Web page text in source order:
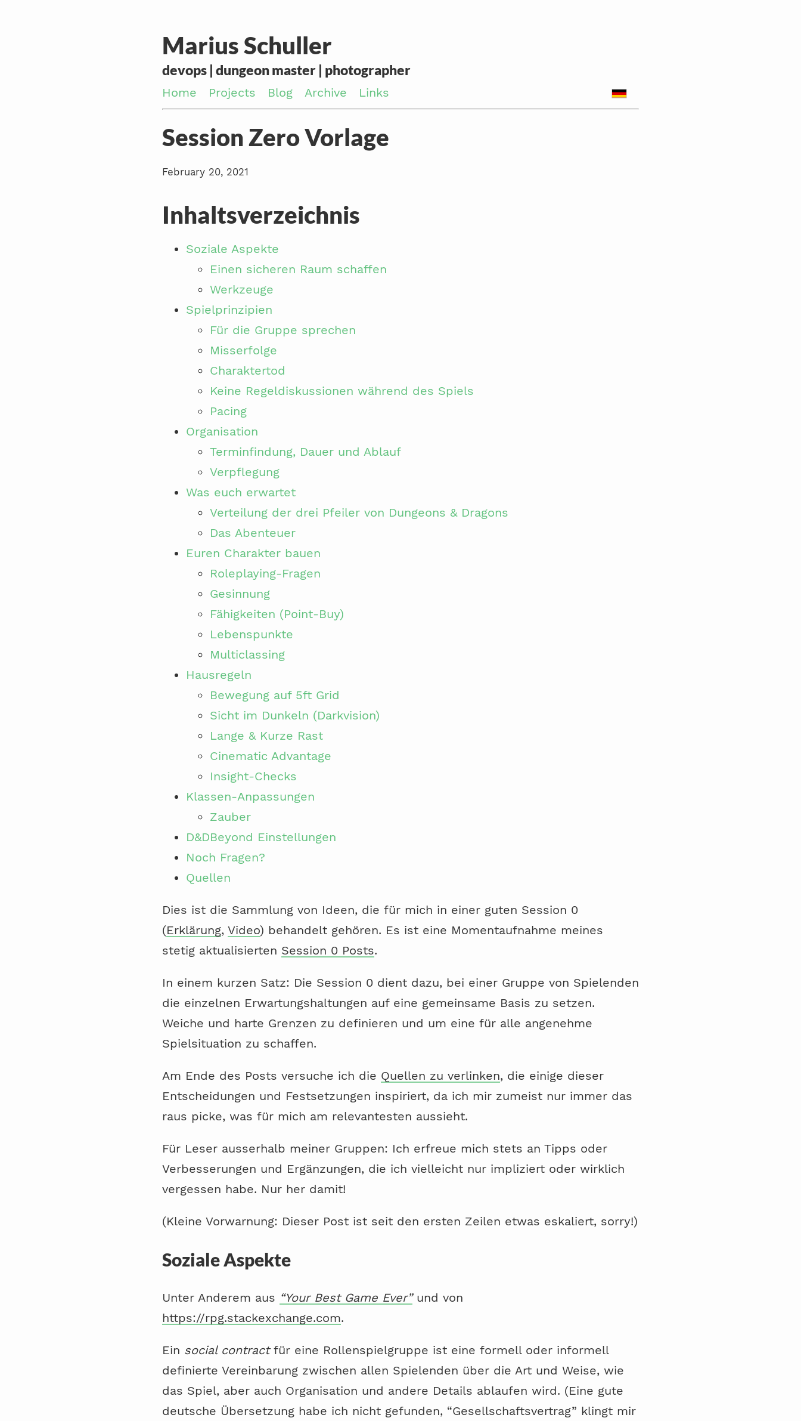
Marius Schuller
devops | dungeon master | photographer
Home Projects Blog Archive Links
Session Zero Vorlage
February 20, 2021
Inhaltsverzeichnis
Soziale Aspekte
Einen sicheren Raum schaffen
Werkzeuge
Spielprinzipien
Für die Gruppe sprechen
Misserfolge
Charaktertod
Keine Regeldiskussionen während des Spiels
Pacing
Organisation
Terminfindung, Dauer und Ablauf
Verpflegung
Was euch erwartet
Verteilung der drei Pfeiler von Dungeons & Dragons
Das Abenteuer
Euren Charakter bauen
Roleplaying-Fragen
Gesinnung
Fähigkeiten (Point-Buy)
Lebenspunkte
Multiclassing
Hausregeln
Bewegung auf 5ft Grid
Sicht im Dunkeln (Darkvision)
Lange & Kurze Rast
Cinematic Advantage
Insight-Checks
Klassen-Anpassungen
Zauber
D&DBeyond Einstellungen
Noch Fragen?
Quellen
Dies ist die Sammlung von Ideen, die für mich in einer guten Session 0
(Erklärung, Video) behandelt gehören. Es ist eine Momentaufnahme meines
stetig aktualisierten Session 0 Posts.
In einem kurzen Satz: Die Session 0 dient dazu, bei einer Gruppe von Spielenden
die einzelnen Erwartungshaltungen auf eine gemeinsame Basis zu setzen.
Weiche und harte Grenzen zu definieren und um eine für alle angenehme
Spielsituation zu schaffen.
Am Ende des Posts versuche ich die Quellen zu verlinken, die einige dieser
Entscheidungen und Festsetzungen inspiriert, da ich mir zumeist nur immer das
raus picke, was für mich am relevantesten aussieht.
Für Leser ausserhalb meiner Gruppen: Ich erfreue mich stets an Tipps oder
Verbesserungen und Ergänzungen, die ich vielleicht nur impliziert oder wirklich
vergessen habe. Nur her damit!
(Kleine Vorwarnung: Dieser Post ist seit den ersten Zeilen etwas eskaliert, sorry!)
Soziale Aspekte
Unter Anderem aus “Your Best Game Ever”und von
https://rpg.stackexchange.com.
Ein social contractfür eine Rollenspielgruppe ist eine formell oder informell
definierte Vereinbarung zwischen allen Spielenden über die Art und Weise, wie
das Spiel, aber auch Organisation und andere Details ablaufen wird. (Eine gute
deutsche Übersetzung habe ich nicht gefunden, “Gesellschaftsvertrag” klingt mir